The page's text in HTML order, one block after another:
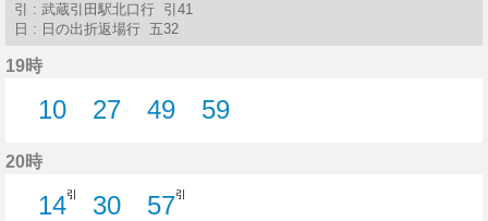
引 : 武蔵引田駅北口行 引41
日 : 日の出折返場行 五32
19時
10
27
49
59
20時
14引
30
57引